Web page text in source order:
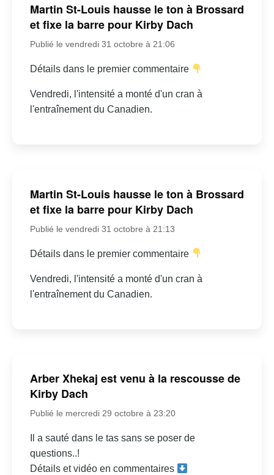
Martin St-Louis hausse le ton à Brossard
et fixe la barre pour Kirby Dach
Publié le vendredi 31 octobre à 21:06
Détails dans le premier commentaire
Vendredi, l'intensité a monté d'un cran à
l'entraînement du Canadien.
Martin St-Louis hausse le ton à Brossard
et fixe la barre pour Kirby Dach
Publié le vendredi 31 octobre à 21:13
Détails dans le premier commentaire
Vendredi, l'intensité a monté d'un cran à
l'entraînement du Canadien.
Arber Xhekaj est venu à la rescousse de
Kirby Dach
Publié le mercredi 29 octobre à 23:20
Il a sauté dans le tas sans se poser de
questions..!
Détails et vidéo en commentaires